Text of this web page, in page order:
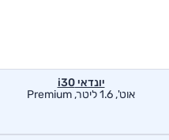
יונדאי i30
אוט', 1.6 ליטר, Premium